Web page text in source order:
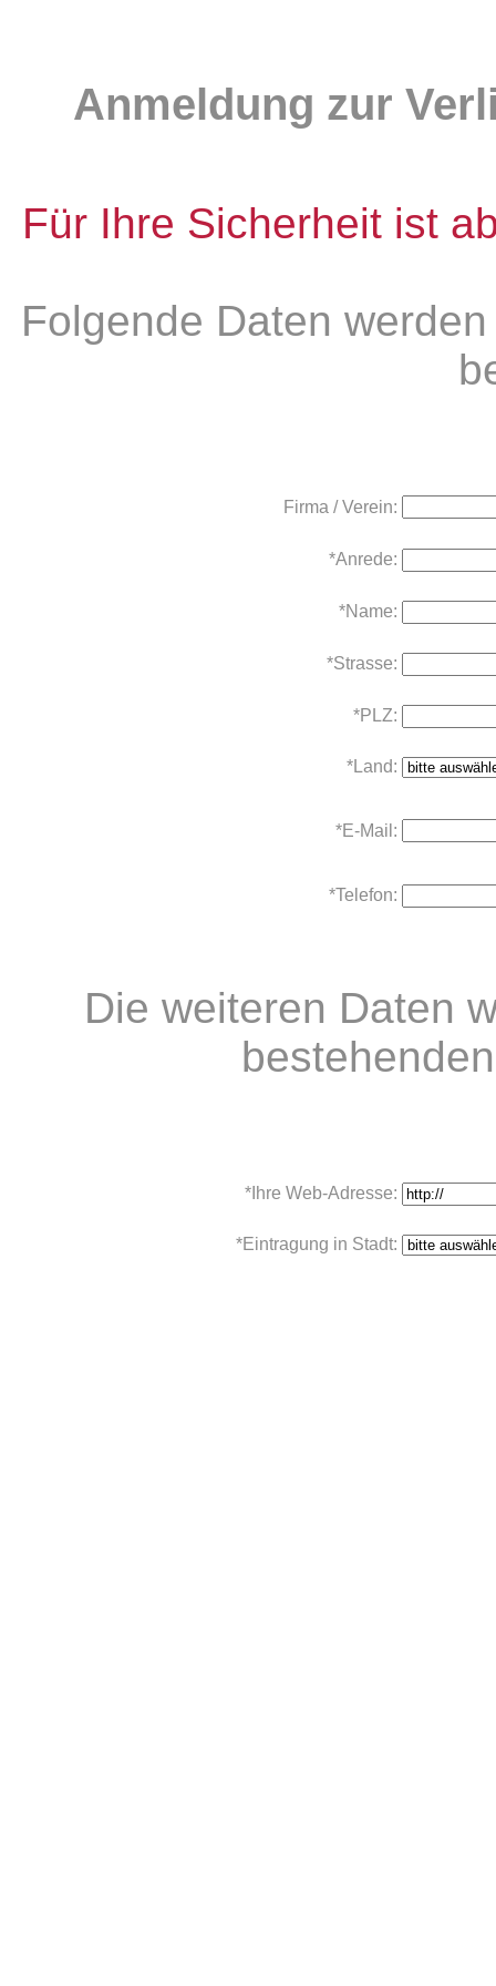
Anmeldung zur
Für Ihre Sicherheit ist
Folgende Daten
Firma / Verein:
*Anrede:
*Name:
*Strasse:
*PLZ:
*Land:
*E-Mail:
*Telefon:
Die weiteren Daten
*Ihre Web-Adresse:
*Eintragung in Stadt: